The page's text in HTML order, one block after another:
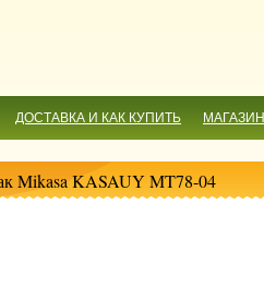
ДОСТАВКА И КАК КУПИТЬ МАГАЗИН
Mikasa KASAUY MT78-04